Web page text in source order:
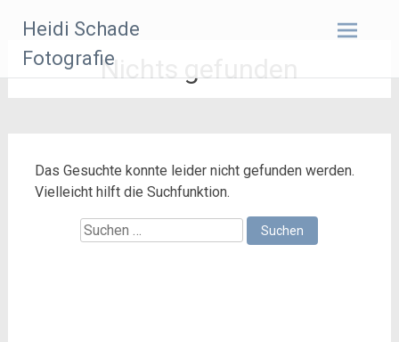
Inhalt
springen
Heidi Schade
FotografieNichts gefunden
Das Gesuchte konnte leider nicht gefunden werden.
Vielleicht hilft die Suchfunktion.
Suchen
nach: